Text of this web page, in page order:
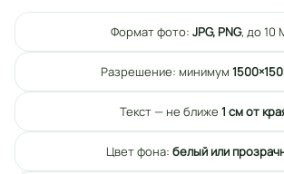
Формат фото: JPG, PNG, до 10
Разрешение: минимум
Текст — не ближе 1 см от
Цвет фона: белый или